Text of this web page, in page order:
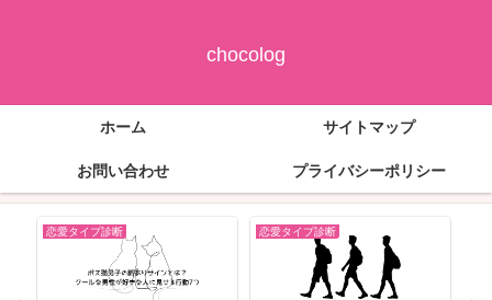
chocolog
ホーム サイトマップ
お問い合わせ プライバシーポリシー
恋愛タイプ診断 恋愛タイプ診断